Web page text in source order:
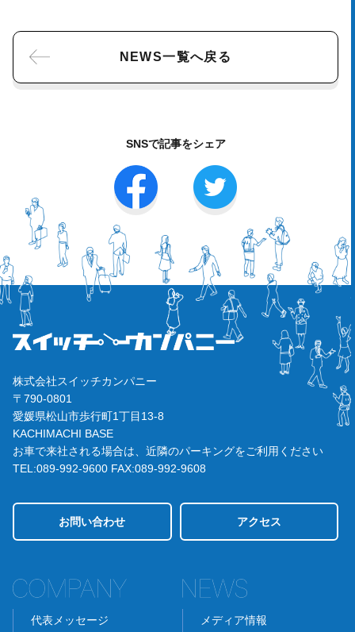
NEWS一覧へ戻る
SNSで記事をシェア
株式会社スイッチカンパニー
〒790-0801
愛媛県松山市歩行町1丁目13-8
KACHIMACHI BASE
お車で来社される場合は、近隣のパーキングをご利用ください
TEL:089-992-9600 FAX:089-992-9608
お問い合わせ アクセス
代表メッセージ
メディア情報